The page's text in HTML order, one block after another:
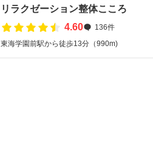
リラクゼーション整体こころ
4.60
136件
東海学園前駅から徒歩13分（990m)